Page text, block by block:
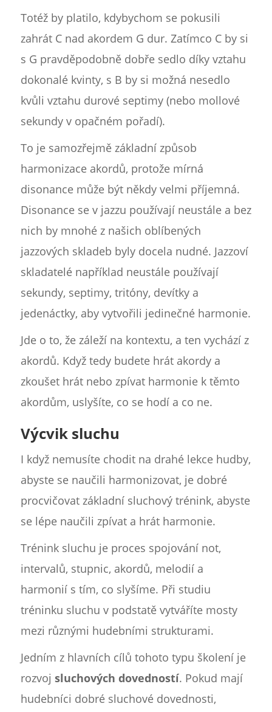
Totéž by platilo, kdybychom se pokusili
zahrát C nad akordem G dur. Zatímco C by si
s G pravděpodobně dobře sedlo díky vztahu
dokonalé kvinty, s B by si možná nesedlo
kvůli vztahu durové septimy (nebo mollové
sekundy v opačném pořadí).
To je samozřejmě základní způsob
harmonizace akordů, protože mírná
disonance může být někdy velmi příjemná.
Disonance se v jazzu používají neustále a bez
nich by mnohé z našich oblíbených
jazzových skladeb byly docela nudné. Jazzoví
skladatelé například neustále používají
sekundy, septimy, tritóny, devítky a
jedenáctky, aby vytvořili jedinečné harmonie.
Jde o to, že záleží na kontextu, a ten vychází z
akordů. Když tedy budete hrát akordy a
zkoušet hrát nebo zpívat harmonie k těmto
akordům, uslyšíte, co se hodí a co ne.
Výcvik sluchu
I když nemusíte chodit na drahé lekce hudby,
abyste se naučili harmonizovat, je dobré
procvičovat základní sluchový trénink, abyste
se lépe naučili zpívat a hrát harmonie.
Trénink sluchu je proces spojování not,
intervalů, stupnic, akordů, melodií a
harmonií s tím, co slyšíme. Při studiu
tréninku sluchu v podstatě vytváříte mosty
mezi různými hudebními strukturami.
Jedním z hlavních cílů tohoto typu školení je
rozvoj sluchových dovedností. Pokud mají
hudebníci dobré sluchové dovednosti,